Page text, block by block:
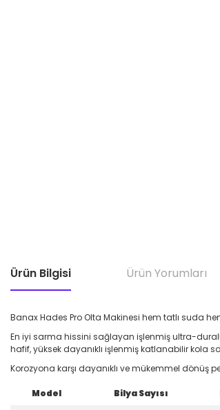
Ürün Bilgisi Ürün Yorumları
Banax Hades Pro Olta Makinesi hem tatlı suda
En iyi sarma hissini sağlayan işlenmiş ultra-
hafif, yüksek dayanıklı işlenmiş katlanabilir kola
Korozyona karşı dayanıklı ve mükemmel
Model Bilya Sayısı